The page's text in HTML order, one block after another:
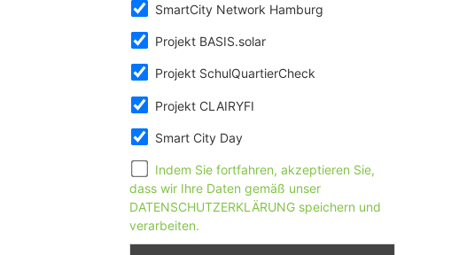
SmartCity Network Hamburg
Projekt BASIS.solar
Projekt SchulQuartierCheck
Projekt CLAIRYFI
Smart City Day
Indem Sie fortfahren, akzeptieren Sie,
dass wir Ihre Daten gemäß unser
DATENSCHUTZERKLÄRUNG speichern und
verarbeiten.